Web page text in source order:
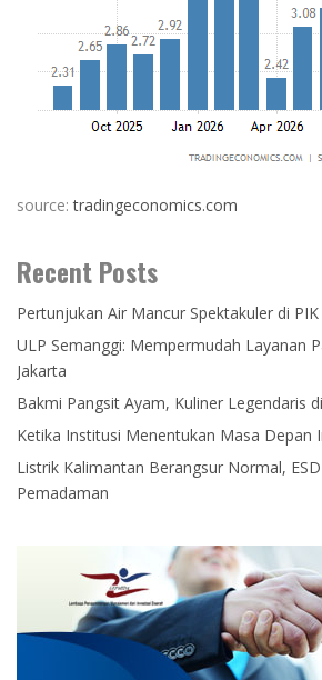
source:tradingeconomics.com
Recent Posts
Pertunjukan Air Mancur Spektakuler di
ULP Semanggi: Mempermudah Layanan
Jakarta
Bakmi Pangsit Ayam, Kuliner Legendaris
Ketika Institusi Menentukan Masa Depan
Listrik Kalimantan Berangsur Normal,
Pemadaman